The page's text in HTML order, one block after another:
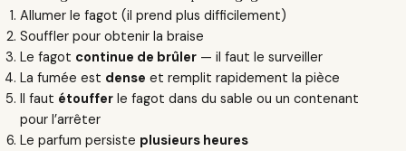
Allumer le fagot (il prend plus difficilement)
Souffler pour obtenir la braise
Le fagot continue de brûler — il faut le surveiller
La fumée est dense et remplit rapidement la pièce
Il faut étouffer le fagot dans du sable ou un contenant
pour l’arrêter
Le parfum persiste plusieurs heures